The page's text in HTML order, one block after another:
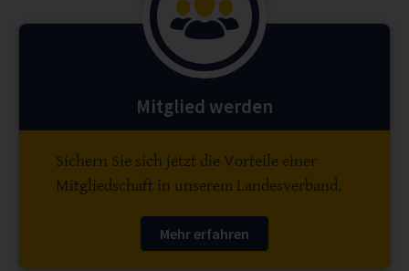
Mitglied werden
Sichern Sie sich jetzt die Vorteile einer
Mitgliedschaft in unserem Landesverband.
Mehr erfahren